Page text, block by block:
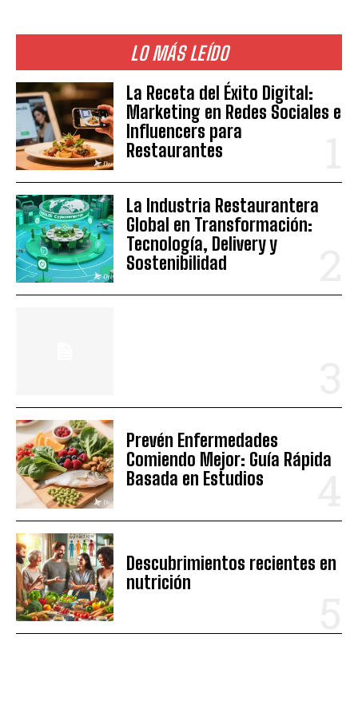
LO MÁS LEÍDO
La Receta del Éxito Digital:
Marketing en Redes Sociales e
Influencers para
Restaurantes
La Industria Restaurantera
Global en Transformación:
Tecnología, Delivery y
Sostenibilidad
Prevén Enfermedades
Comiendo Mejor: Guía Rápida
Basada en Estudios
Descubrimientos recientes en
nutrición